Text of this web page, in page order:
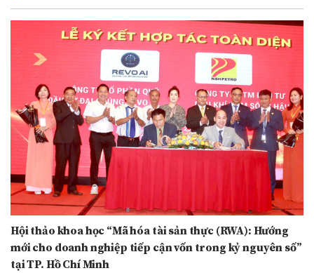
Hội thảo khoa học “Mã hóa tài sản thực (RWA): Hướng
mới cho doanh nghiệp tiếp cận vốn trong kỷ nguyên số”
tại TP. Hồ Chí Minh